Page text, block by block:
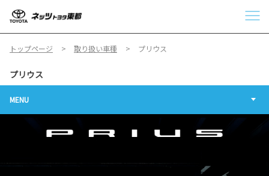
トップページ 取り扱い車種 プリウス
プリウス
MENU